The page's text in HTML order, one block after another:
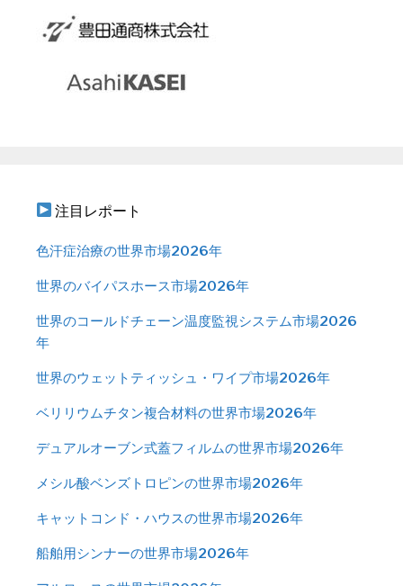
注目レポート
色汗症治療の世界市場2026年
世界のバイパスホース市場2026年
世界のコールドチェーン温度監視システム市場2026
年
世界のウェットティッシュ・ワイプ市場2026年
ベリリウムチタン複合材料の世界市場2026年
デュアルオーブン式蓋フィルムの世界市場2026年
メシル酸ベンズトロピンの世界市場2026年
キャットコンド・ハウスの世界市場2026年
船舶用シンナーの世界市場2026年